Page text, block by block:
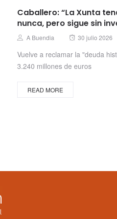
Caballero: “La Xunta
nunca, pero sigue sin
Author
A Buendia
Posted
30 julio 2026
Vuelve a reclamar la "deuda
3.240 millones de euros
READ MORE